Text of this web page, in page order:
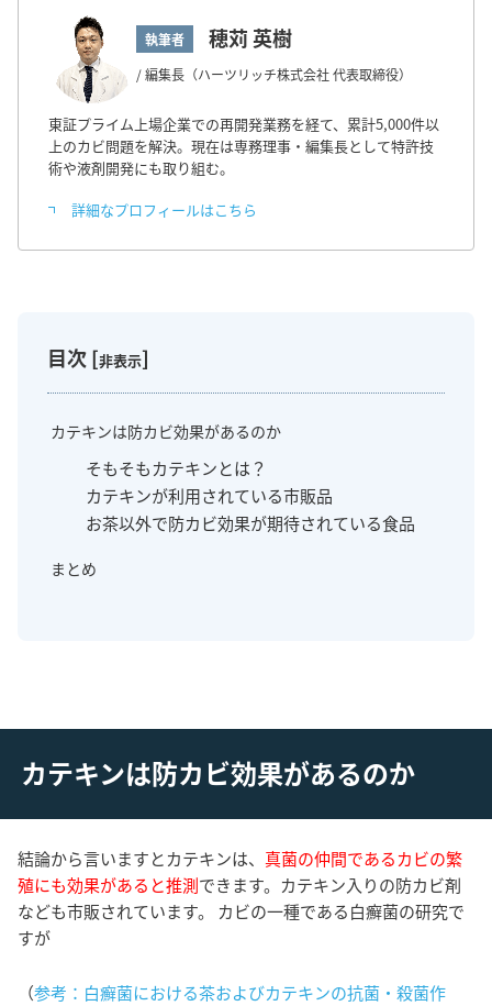
執筆者 穂苅 英樹
/ 編集長（ハーツリッチ株式会社 代表取締役）
東証プライム上場企業での再開発業務を経て、累計5,000件以
上のカビ問題を解決。現在は専務理事・編集長として特許技
術や液剤開発にも取り組む。
詳細なプロフィールはこちら
目次[非表示]
カテキンは防カビ効果があるのか
そもそもカテキンとは？
カテキンが利用されている市販品
お茶以外で防カビ効果が期待されている食品
まとめ
カテキンは防カビ効果があるのか
結論から言いますとカテキンは、 真菌の仲間であるカビの繁
殖にも効果があると推測できます。カテキン入りの防カビ剤
なども市販されています。 カビの一種である白癬菌の研究で
すが
（参考：白癬菌における茶およびカテキンの抗菌・殺菌作